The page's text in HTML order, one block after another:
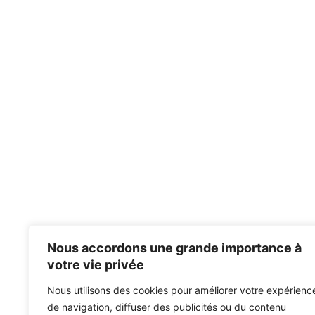
Nous accordons une grande importance à
votre vie privée
Nous utilisons des cookies pour améliorer votre
de navigation, diffuser des publicités ou du contenu